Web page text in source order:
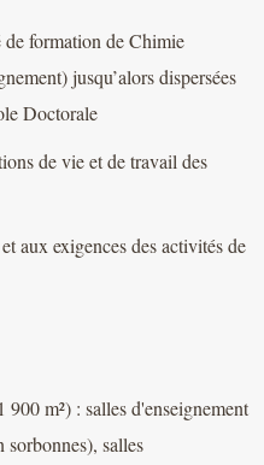
de formation de Chimie
jusqu’alors dispersées
Doctorale
de vie et de travail des
aux exigences des activités de
m²) : salles d'enseignement
sorbonnes), salles